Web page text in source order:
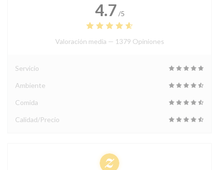
4.7 /5
Valoración media — 1379 Opiniones
Servicio
Ambiente
Comida
Calidad/Precio